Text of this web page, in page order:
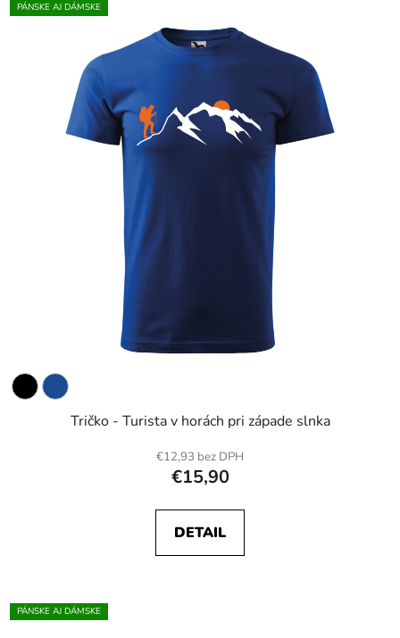
PÁNSKE AJ DÁMSKE
Tričko - Turista v horách pri západe slnka
€12,93 bez DPH
€15,90
DETAIL
PÁNSKE AJ DÁMSKE